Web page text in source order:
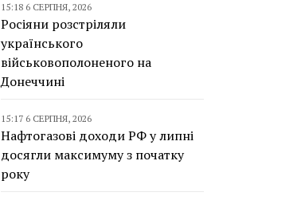
15:18 6 СЕРПНЯ, 2026
Росіяни розстріляли
українського
військовополоненого на
Донеччині
15:17 6 СЕРПНЯ, 2026
Нафтогазові доходи РФ у липні
досягли максимуму з початку
року